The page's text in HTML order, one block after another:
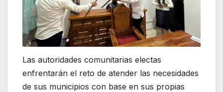
Las autoridades comunitarias electas
enfrentarán el reto de atender las necesidades
de sus municipios con base en sus propias